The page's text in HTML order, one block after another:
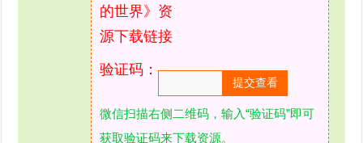
的世界》资
源下载链接
验证码：
微信扫描右侧二维码，输入“验证码”即可
获取验证码来下载资源。